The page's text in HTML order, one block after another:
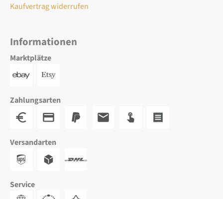
Kaufvertrag widerrufen
Informationen
Marktplätze
Zahlungsarten
Versandarten
Service